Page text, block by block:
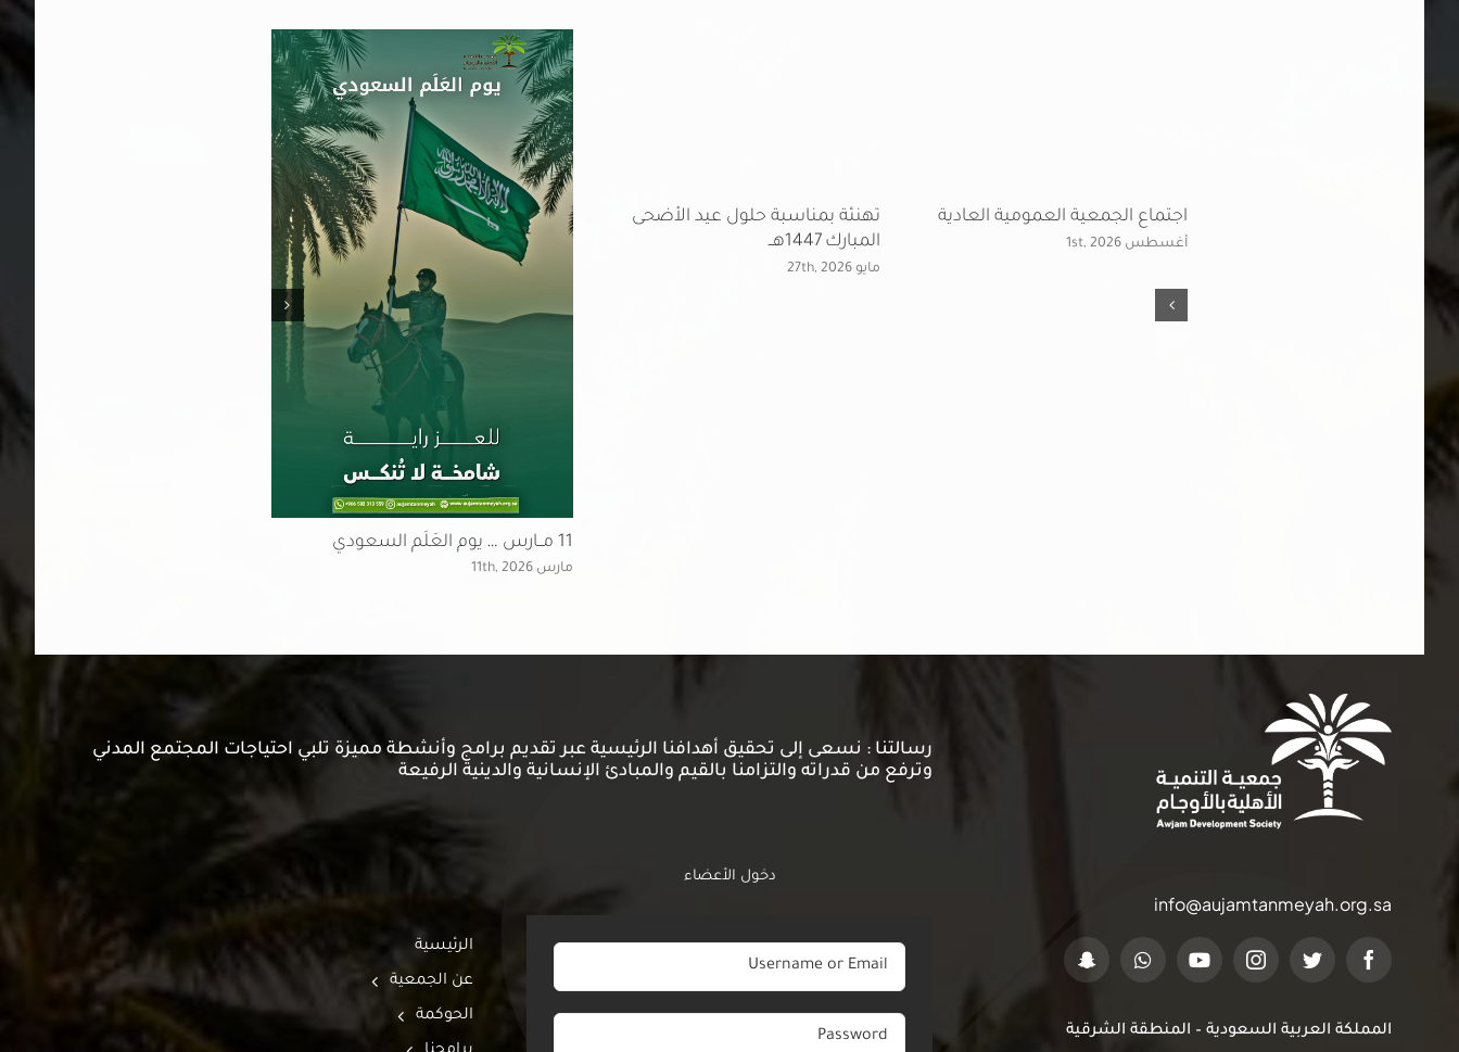
اجتماع الجمعية العمومية العادية
أغسطس 1st, 2026
تهنئة بمناسبة حلول عيد الأضحى
المبارك 1447هــ
مايو 27th, 2026
11 مــارس … يوم العَلَم السعودي
مارس 11th, 2026
رسالتنا : نسعى إلى تحقيق أهدافنا الرئيسية عبر تقديم برامج وأنشطة مميزة تلبي احتياجات المجتمع المدني
وترفع من قدراته والتزامنا بالقيم والمبادئ الإنسانية والدينية الرفيعة
info@aujamtanmeyah.org.sa
المملكة العربية السعودية – المنطقة الشرقية
دخول الأعضاء
الرئيسية
عن الجمعية
الحوكمة